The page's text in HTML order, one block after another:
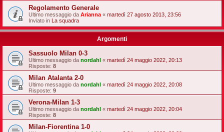
Regolamento Generale
Ultimo messaggio da Arianna « martedì 27 agosto 2013, 23:56
Inviato in La squadra
Argomenti
Sassuolo Milan 0-3
Ultimo messaggio da nordahl « martedì 24 maggio 2022, 20:13
Risposte: 8
Milan Atalanta 2-0
Ultimo messaggio da nordahl « martedì 24 maggio 2022, 20:08
Risposte: 9
Verona-Milan 1-3
Ultimo messaggio da nordahl « martedì 24 maggio 2022, 20:04
Risposte: 8
Milan-Fiorentina 1-0